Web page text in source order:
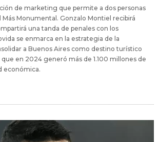
de marketing que permite a dos personas
Más Monumental. Gonzalo Montiel recibirá
una tanda de penales con los
se enmarca en la estrategia de la
a Buenos Aires como destino turístico
en 2024 generó más de 1.100 millones de
económica.